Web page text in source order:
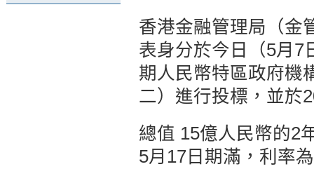
香港金融管理局（金
表身分於今日（5月7
期人民幣特區政府機
二）進行投標，並於
總值 15億人民幣的2
5月17日期滿，利率